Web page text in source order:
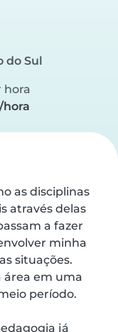
do Sul
hora
hora
as disciplinas
através delas
a fazer
minha
situações.
em uma
período.
já